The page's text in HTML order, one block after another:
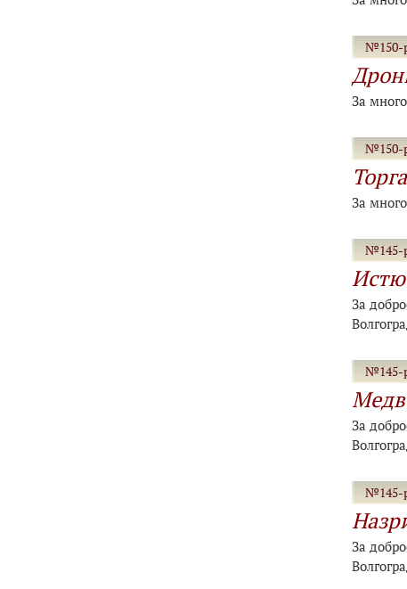
№150-р
За
№150-р
За
№145-р
За
№145-р
За
№145-р
За